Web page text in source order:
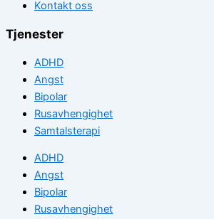
Kontakt oss
Tjenester
ADHD
Angst
Bipolar
Rusavhengighet
Samtalsterapi
ADHD
Angst
Bipolar
Rusavhengighet